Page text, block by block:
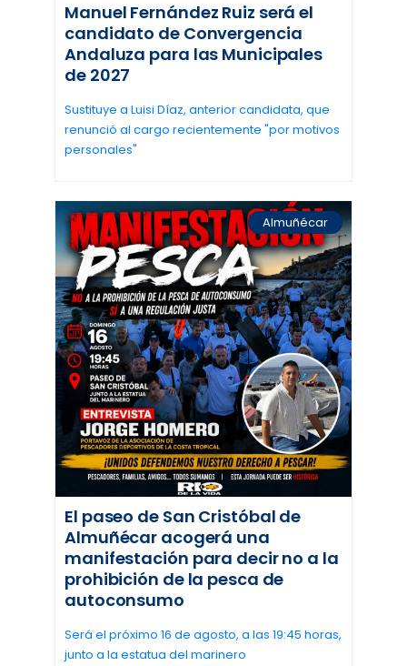
Manuel Fernández Ruiz será el
candidato de Convergencia
Andaluza para las Municipales
de 2027
Sustituye a Luisi Díaz, anterior candidata, que
renunció al cargo recientemente "por motivos
personales"
Almuñécar
El paseo de San Cristóbal de
Almuñécar acogerá una
manifestación para decir no a la
prohibición de la pesca de
autoconsumo
Será el próximo 16 de agosto, a las 19:45 horas,
junto a la estatua del marinero